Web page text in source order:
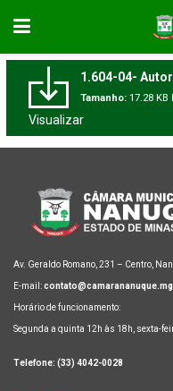
1.604-04-
Tamanho: 17.28 KB
Visualizar
Av. Geraldo Romano, 231 – Centro,
E-mail:
Horário de funcionamento:
Segunda a quinta 12h às 18h, sexta-
Telefone: (33) 4042-0028